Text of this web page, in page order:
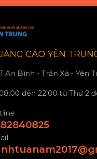
CÁO YÊN
An Bình - Trần Xá - Yên
đến 22:00 từ Thứ 2